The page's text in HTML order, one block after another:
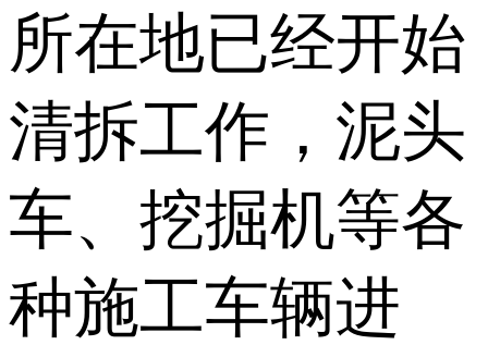
所在地已经开始
清拆工作，泥头
车、挖掘机等各
种施工车辆进